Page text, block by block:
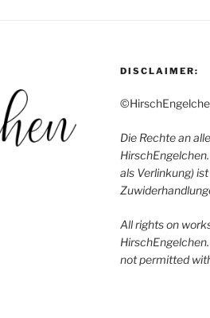
DISCLAIMER:
Die Rechte an
als Verlinkung)
All rights on
not permitted